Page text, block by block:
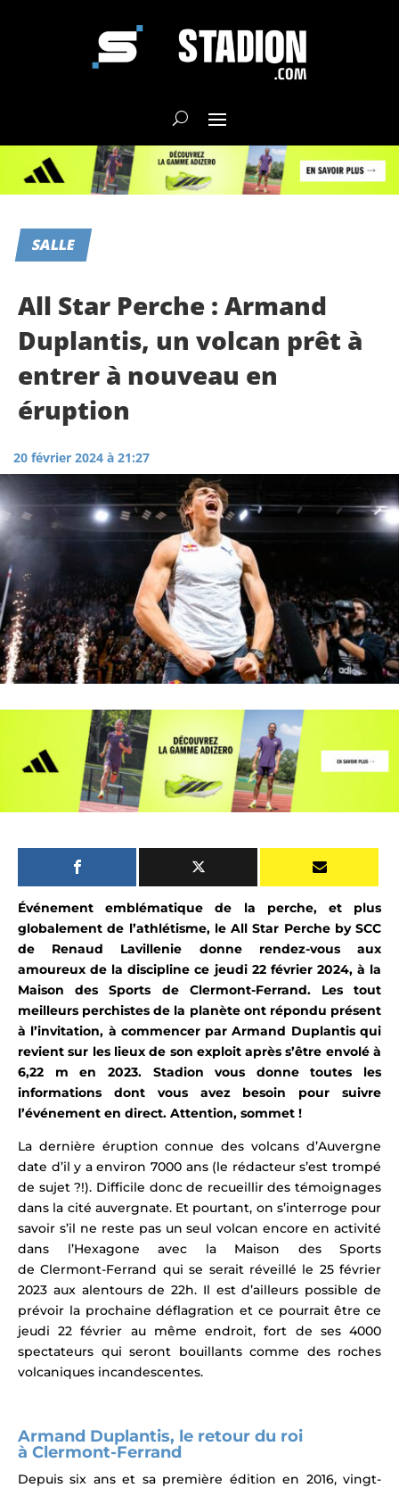
SALLE
All Star Perche : Armand
Duplantis, un volcan prêt à
entrer à nouveau en
éruption
20 février 2024 à 21:27
Événement emblématique de la perche, et plus
globalement de l’athlétisme, le All Star Perche by SCC
de Renaud Lavillenie donne rendez-vous aux
amoureux de la discipline ce jeudi 22 février 2024, à la
Maison des Sports de Clermont-Ferrand. Les tout
meilleurs perchistes de la planète ont répondu présent
à l’invitation, à commencer par Armand Duplantis qui
revient sur les lieux de son exploit aprèss’être envolé à
6,22 m en 2023. Stadion vous donne toutes les
informations dont vous avez besoin pour suivre
l’événement en direct. Attention, sommet !
La dernière éruption connue des volcans d’Auvergne
date d’il y a environ 7000 ans (le rédacteur s’est trompé
de sujet ?!). Difficile donc de recueillir des témoignages
dans la cité auvergnate. Et pourtant, on s’interroge pour
savoir s’il ne reste pas un seul volcan encore en activité
dans l’Hexagone avec la Maison des Sports
deClermont-Ferrand qui se serait réveillé le 25 février
2023 aux alentours de 22h. Il est d’ailleurs possible de
prévoir la prochaine déflagration et ce pourrait être ce
jeudi 22 février au même endroit, fort de ses 4000
spectateurs qui seront bouillants comme des roches
volcaniques incandescentes.
Armand Duplantis, le retour du roi
à Clermont-Ferrand
Depuis six ans et sa première édition en 2016, vingt-